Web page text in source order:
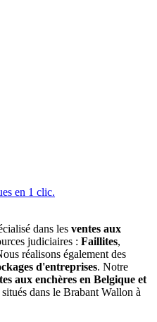
dans les ventes aux
judiciaires : Faillites,
réalisons également des
d'entreprises. Notre
aux enchères en Belgique et
dans le Brabant Wallon à